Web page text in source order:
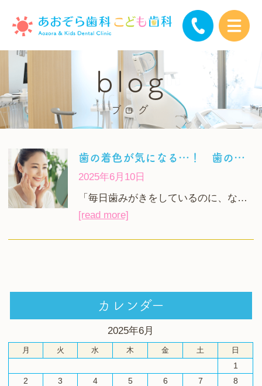
blog
ブログ
歯の着色が気になる…！ 歯の黄ばみはなぜ起こるの？
2025年6月10日
「毎日歯みがきをしているのに、な…
[read more]
カレンダー
2025年6月
月 火 水 木 金 土 日
1
2
3 4 5 6 7
8